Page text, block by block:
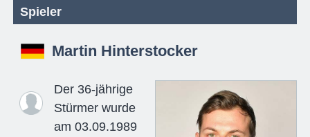
Spieler
Martin Hinterstocker
Der 36-jährige
Stürmer wurde
am 03.09.1989